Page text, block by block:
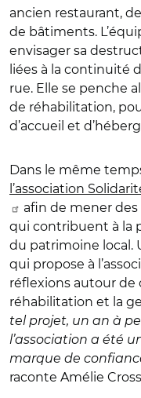
ancien restaurant,
de bâtiments.
envisager sa
liées à la continuité
rue. Elle se penche
de réhabilitation,
d’accueil et
Dans le même
l’association
afin de mener des
qui contribuent à la
du patrimoine local.
qui propose à
réflexions autour de
réhabilitation et la
tel projet, un an à
l’association a été
marque de
raconte Amélie